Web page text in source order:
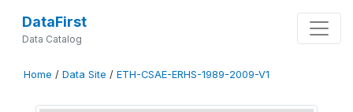
DataFirst
Data Catalog
Home / Data Site / ETH-CSAE-ERHS-1989-2009-V1